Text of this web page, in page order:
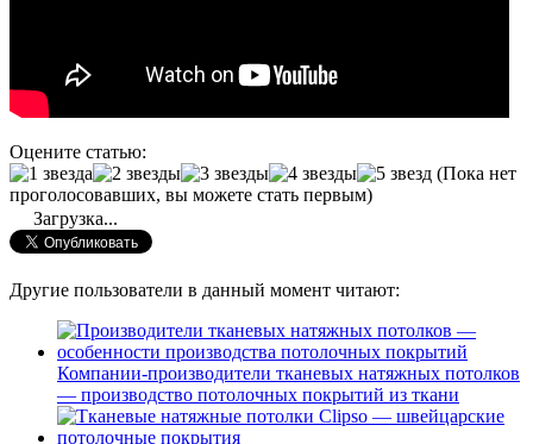
Оцените статью:
(Пока нет
проголосовавших, вы можете стать первым)
Загрузка...
Другие пользователи в данный момент читают:
Компании-производители тканевых натяжных потолков
— производство потолочных покрытий из ткани